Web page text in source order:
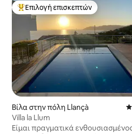
Κορυφαία επιλογή επισκεπτών
Επιλογή επισκεπτών
Βίλα στην πόλη Llançà
Villa la Llum
Είμαι πραγματικά